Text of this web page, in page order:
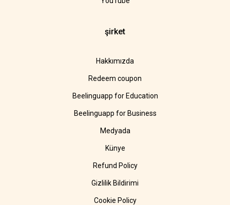
şirket
Hakkımızda
Redeem coupon
Beelinguapp for Education
Beelinguapp for Business
Medyada
Künye
Refund Policy
Gizlilik Bildirimi
Cookie Policy